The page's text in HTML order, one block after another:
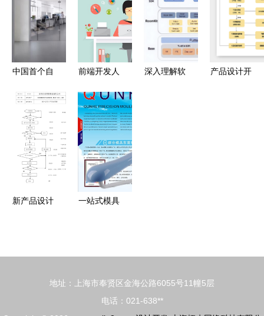
程开发与
PPT设计》
——河南郑
州欧诺机械
制造厂的设
计开发之路
解决方案
中国首个自
落成，
BEGGI鼻精
灵持续加码
亚太市场布
局
前端开发人
的七大技能
深入理解软
产品设计开
新产品设计
一站式模具
地址：上海市奉贤区金海公路6055号11幢5层
电话：021-638**